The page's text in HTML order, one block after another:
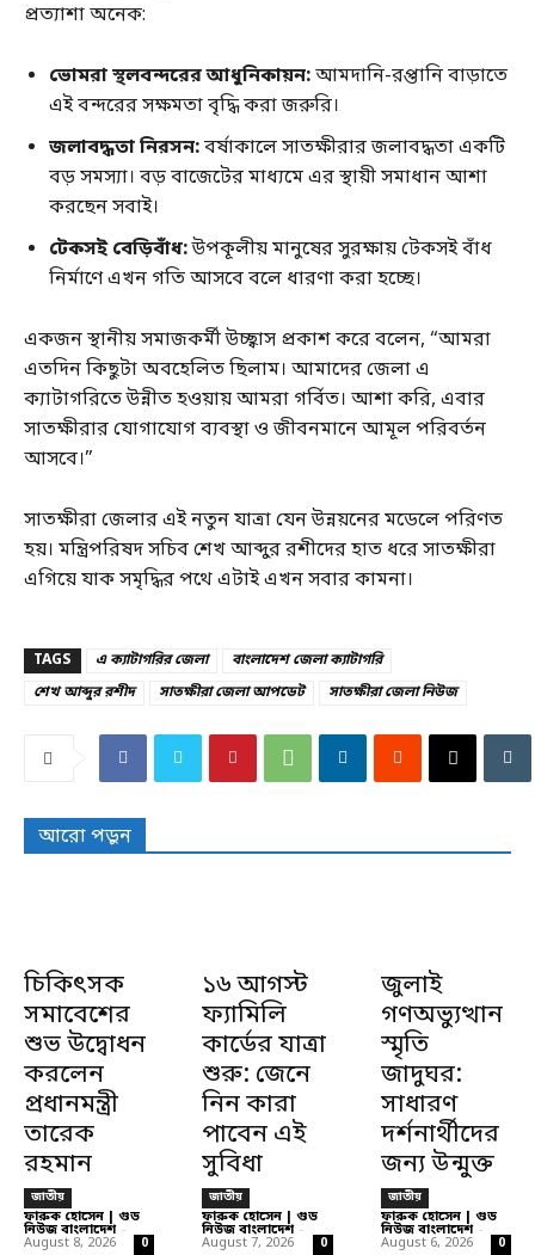
প্রত্যাশা অনেক:
ভোমরা স্থলবন্দরের আধুনিকায়ন:আমদানি-রপ্তানি বাড়াতে
এই বন্দরের সক্ষমতা বৃদ্ধি করা জরুরি।
জলাবদ্ধতা নিরসন:বর্ষাকালে সাতক্ষীরার জলাবদ্ধতা একটি
বড় সমস্যা। বড় বাজেটের মাধ্যমে এর স্থায়ী সমাধান আশা
করছেন সবাই।
টেকসই বেড়িবাঁধ:উপকূলীয় মানুষের সুরক্ষায় টেকসই বাঁধ
নির্মাণে এখন গতি আসবে বলে ধারণা করা হচ্ছে।
একজন স্থানীয় সমাজকর্মী উচ্ছ্বাস প্রকাশ করে বলেন, “আমরা
এতদিন কিছুটা অবহেলিত ছিলাম। আমাদের জেলা এ
ক্যাটাগরিতে উন্নীত হওয়ায় আমরা গর্বিত। আশা করি, এবার
সাতক্ষীরার যোগাযোগ ব্যবস্থা ও জীবনমানে আমূল পরিবর্তন
আসবে।”
সাতক্ষীরা জেলার এই নতুন যাত্রা যেন উন্নয়নের মডেলে পরিণত
হয়। মন্ত্রিপরিষদ সচিব শেখ আব্দুর রশীদের হাত ধরে সাতক্ষীরা
এগিয়ে যাক সমৃদ্ধির পথে এটাই এখন সবার কামনা।
TAGS এ ক্যাটাগরির জেলা
বাংলাদেশ জেলা ক্যাটাগরি
শেখ আব্দুর রশীদ
সাতক্ষীরা জেলা আপডেট সাতক্ষীরা জেলা নিউজ
আরো পড়ুন
চিকিৎসক
সমাবেশের
শুভ উদ্বোধন
করলেন
প্রধানমন্ত্রী
তারেক
রহমান
জাতীয়
ফারুক হোসেন | গুড
নিউজ বাংলাদেশ -
August 8, 2026 0
১৬ আগস্ট
ফ্যামিলি
কার্ডের যাত্রা
শুরু: জেনে
নিন কারা
পাবেন এই
সুবিধা
জাতীয়
ফারুক হোসেন | গুড
নিউজ বাংলাদেশ -
August 7, 2026 0
জুলাই
গণঅভ্যুত্থান
স্মৃতি
জাদুঘর:
সাধারণ
দর্শনার্থীদের
জন্য উন্মুক্ত
জাতীয়
ফারুক হোসেন | গুড
নিউজ বাংলাদেশ -
August 6, 2026 0